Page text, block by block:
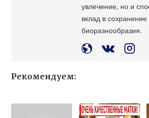
увлечение, но и
вклад в сохранение
биоразнообразия.
Рекомендуем: